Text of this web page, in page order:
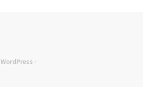
WordPress ·